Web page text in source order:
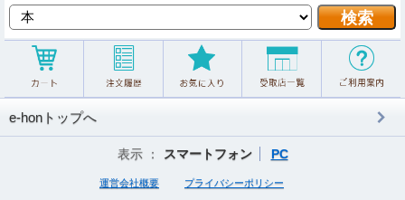
e-honトップへ
表示 ： スマートフォン PC
運営会社概要 プライバシーポリシー